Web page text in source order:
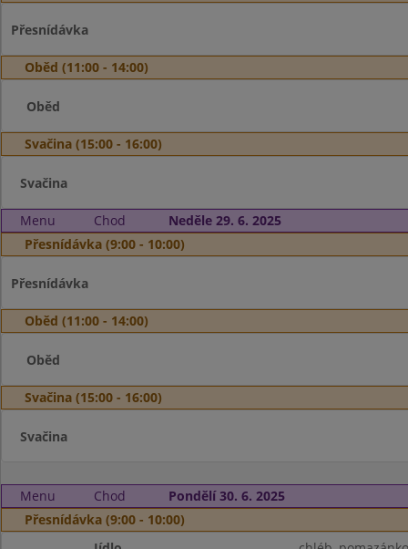
Přesnídávka
Oběd (11:00 - 14:00)
Oběd
Svačina (15:00 - 16:00)
Svačina
Menu Chod
Neděle 29. 6. 2025
Přesnídávka (9:00 - 10:00)
Přesnídávka
Oběd (11:00 - 14:00)
Oběd
Svačina (15:00 - 16:00)
Svačina
Menu Chod
Pondělí 30. 6. 2025
Přesnídávka (9:00 - 10:00)